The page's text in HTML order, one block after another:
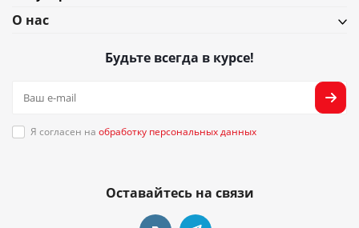
О нас
Будьте всегда в курсе!
Я согласен на обработку персональных данных
Оставайтесь на связи